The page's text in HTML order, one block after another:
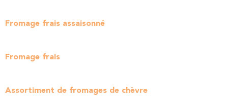
Fromage frais assaisonné
Fromage frais
Assortiment de fromages de chèvre